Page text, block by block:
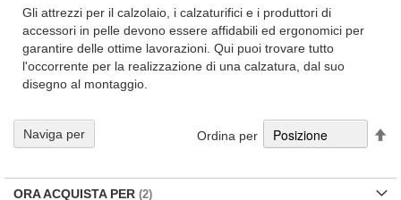
Gli attrezzi per il calzolaio, i calzaturifici e i produttori di
accessori in pelle devono essere affidabili ed ergonomici per
garantire delle ottime lavorazioni. Qui puoi trovare tutto
l'occorrente per la realizzazione di una calzatura, dal suo
disegno al montaggio.
Ordina per
Naviga per
ORA ACQUISTA PER